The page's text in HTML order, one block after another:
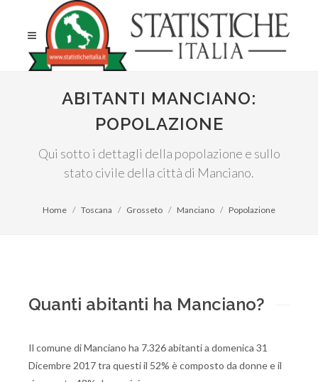
ABITANTI MANCIANO:
POPOLAZIONE
Qui sotto i dettagli della popolazione e sullo
stato civile della città di Manciano.
Home Toscana Grosseto Manciano Popolazione
Quanti abitanti ha Manciano?
Il comune di Manciano ha 7.326 abitanti a domenica 31
Dicembre 2017 tra questi il 52% è composto da donne e il